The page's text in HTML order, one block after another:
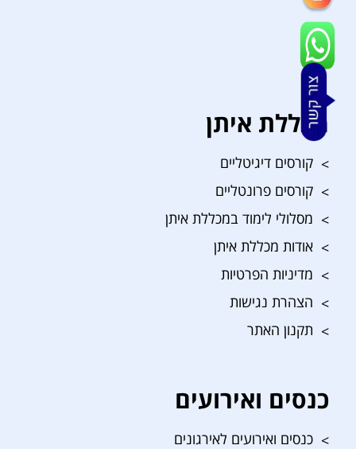
מכללת איתן
קורסים דיגיטליים
קורסים פרונטליים
מסלולי לימוד במכללת איתן
אודות מכללת איתן
מדיניות הפרטיות
הצהרת נגישות
תקנון האתר
כנסים ואירועים
כנסים ואירועים לאירגונים